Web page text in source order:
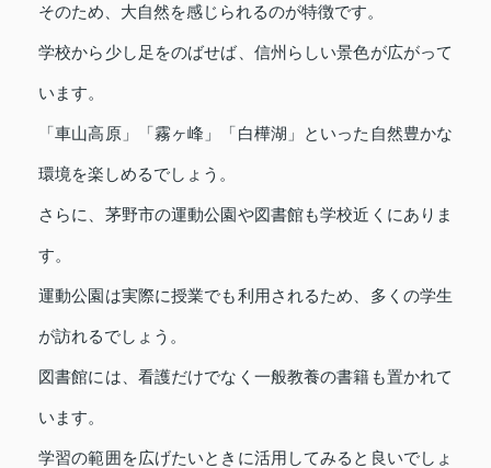
そのため、大自然を感じられるのが特徴です。
学校から少し足をのばせば、信州らしい景色が広がって
います。
「車山高原」「霧ヶ峰」「白樺湖」といった自然豊かな
環境を楽しめるでしょう。
さらに、茅野市の運動公園や図書館も学校近くにありま
す。
運動公園は実際に授業でも利用されるため、多くの学生
が訪れるでしょう。
図書館には、看護だけでなく一般教養の書籍も置かれて
います。
学習の範囲を広げたいときに活用してみると良いでしょ